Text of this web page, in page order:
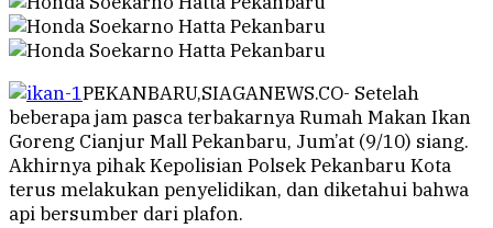
PEKANBARU,SIAGANEWS.CO- Setelah
beberapa jam pasca terbakarnya Rumah Makan Ikan
Goreng Cianjur Mall Pekanbaru, Jum’at (9/10) siang.
Akhirnya pihak Kepolisian Polsek Pekanbaru Kota
terus melakukan penyelidikan, dan diketahui bahwa
api bersumber dari plafon.